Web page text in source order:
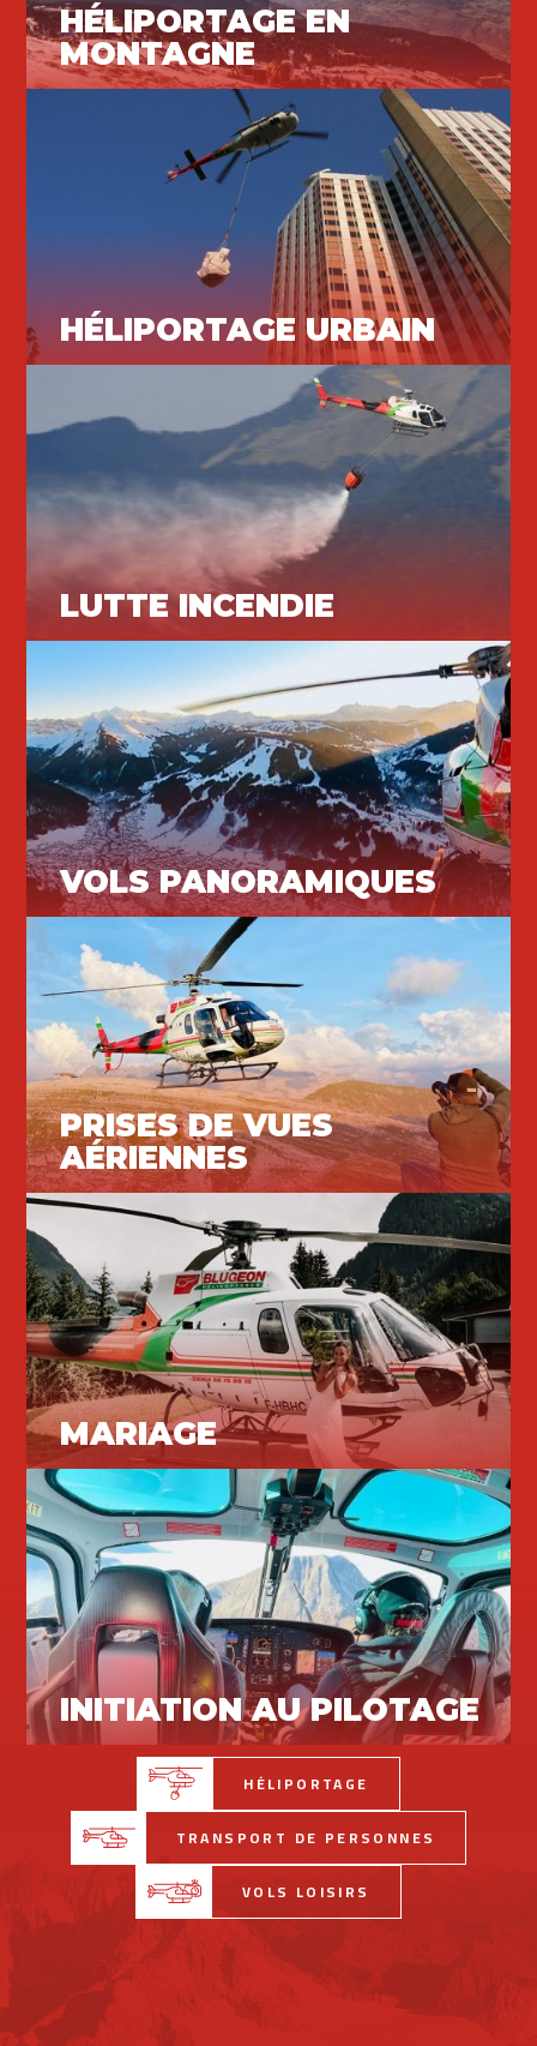
HÉLIPORTAGE EN
MONTAGNE
HÉLIPORTAGE URBAIN
LUTTE INCENDIE
VOLS PANORAMIQUES
Vols loisirs
PRISES DE VUES
AÉRIENNES
Vols loisirs
MARIAGE
Vols loisirs
INITIATION AU PILOTAGE
HÉLIPORTAGE
TRANSPORT DE PERSONNES
VOLS LOISIRS